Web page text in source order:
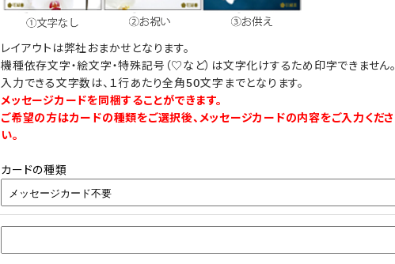
レイアウトは弊社おまかせとなります。
機種依存文字・絵文字・特殊記号（♡など）は文字化けするため印字できません。
入力できる文字数は、１行あたり全角50文字までとなります。
メッセージカードを同梱することができます。
ご希望の方はカードの種類をご選択後、メッセージカードの内容をご入力くださ
い。
カードの種類